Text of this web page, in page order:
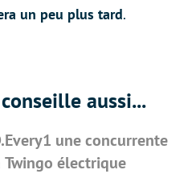
un peu plus tard.
aussi...
une concurrente
électrique